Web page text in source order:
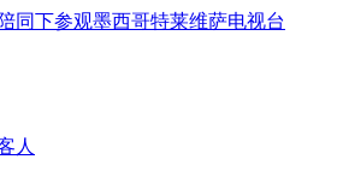
同下参观墨西哥特莱维萨电视台
人